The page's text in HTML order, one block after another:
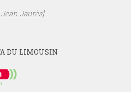
Jaurès]
DU LIMOUSIN